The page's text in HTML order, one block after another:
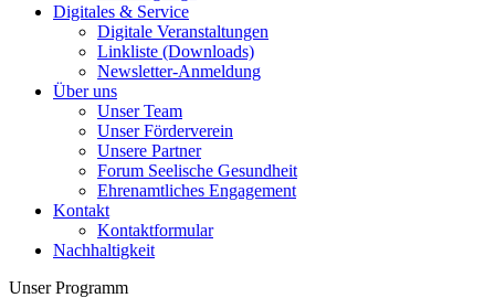
Digitales & Service
Digitale Veranstaltungen
Linkliste (Downloads)
Newsletter-Anmeldung
Über uns
Unser Team
Unser Förderverein
Unsere Partner
Forum Seelische Gesundheit
Ehrenamtliches Engagement
Kontakt
Kontaktformular
Nachhaltigkeit
Unser Programm